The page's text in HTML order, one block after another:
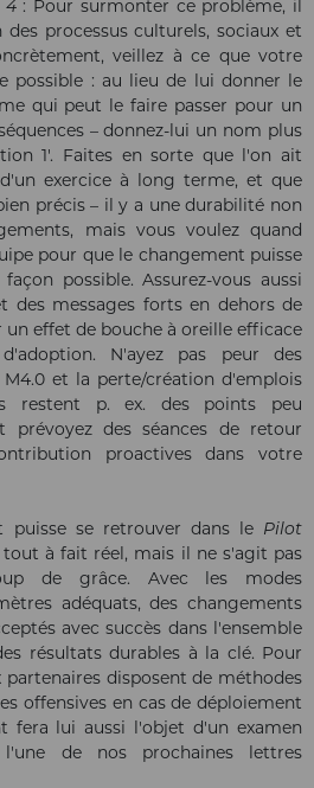
4 : Pour surmonter ce problème, il
processus culturels, sociaux et
veillez à ce que votre
possible : au lieu de lui donner le
qui peut le faire passer pour un
– donnez-lui un nom plus
1'. Faites en sorte que l'on ait
exercice à long terme, et que
précis – il y a une durabilité non
mais vous voulez quand
pour que le changement puisse
possible. Assurez-vous aussi
des messages forts en dehors de
effet de bouche à oreille efficace
N'ayez pas peur des
et la perte/création d'emplois
restent p. ex. des points peu
prévoyez des séances de retour
proactives dans votre
se retrouver dans le Pilot
à fait réel, mais il ne s'agit pas
de grâce. Avec les modes
adéquats, des changements
avec succès dans l'ensemble
résultats durables à la clé. Pour
disposent de méthodes
offensives en cas de déploiement
fera lui aussi l'objet d'un examen
de nos prochaines lettres